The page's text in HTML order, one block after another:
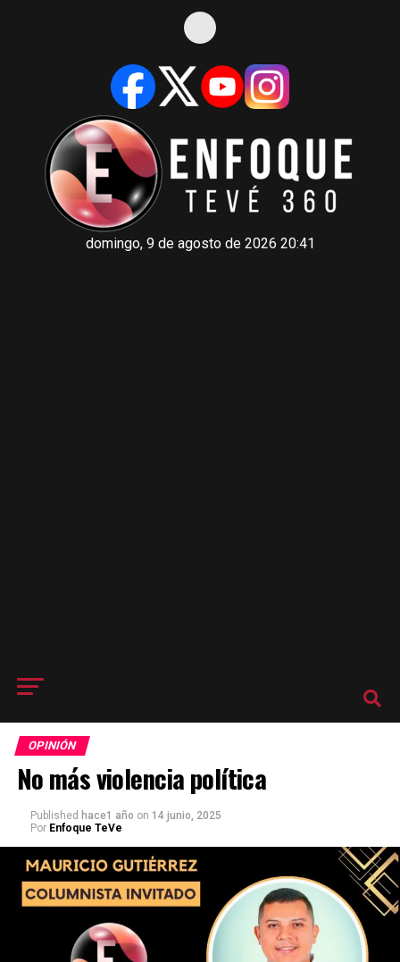
domingo, 9 de agosto de 2026 20:41
OPINIÓN
No más violencia política
Published hace1 año on 14 junio, 2025
Por Enfoque TeVe